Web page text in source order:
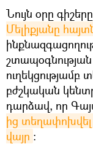
Նույն օրը
Մելիքյանը
ուղեկցությամբ
բժշկական
դարձավ, որ
ից տեղափոխվել
վայր ։